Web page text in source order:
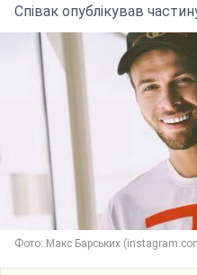
Співак опублікував
Фото: Макс Барських